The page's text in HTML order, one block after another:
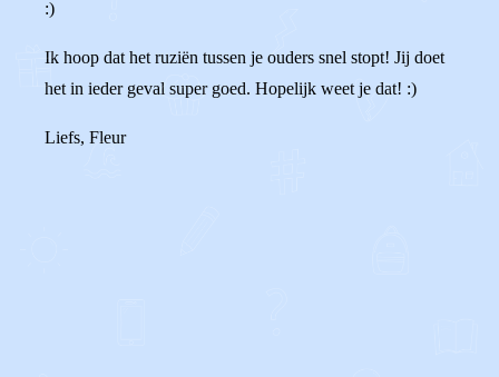
:)
Ik hoop dat het ruziën tussen je ouders snel stopt! Jij doet
het in ieder geval super goed. Hopelijk weet je dat! :)
Liefs, Fleur